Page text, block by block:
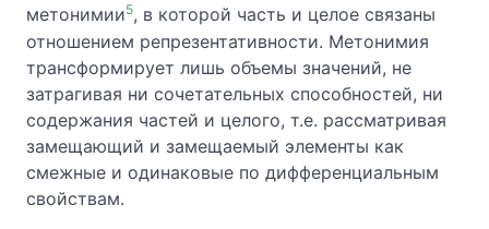
метонимии5, в которой часть и целое связаны
отношением репрезентативности. Метонимия
трансформирует лишь объемы значений, не
затрагивая ни сочетательных способностей, ни
содержания частей и целого, т.е. рассматривая
замещающий и замещаемый элементы как
смежные и одинаковые по дифференциальным
свойствам.